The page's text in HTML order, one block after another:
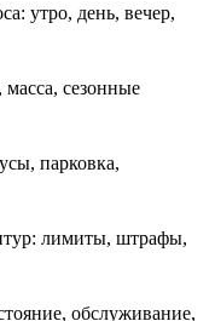
утро, день, вечер,
сезонные
парковка,
лимиты, штрафы,
обслуживание,